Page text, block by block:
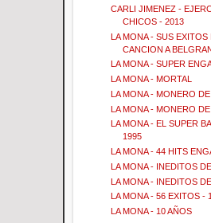
CARLI JIMENEZ -
CHICOS - 2013
LA MONA - SUS EXITOS
CANCION A
LA MONA - SUPER
LA MONA - MORTAL
LA MONA - MONERO DE
LA MONA - MONERO
LA MONA - EL SUPER
1995
LA MONA - 44 HITS
LA MONA - INEDITOS
LA MONA - INEDITOS
LA MONA - 56 EXITOS -
LA MONA - 10 AÑOS